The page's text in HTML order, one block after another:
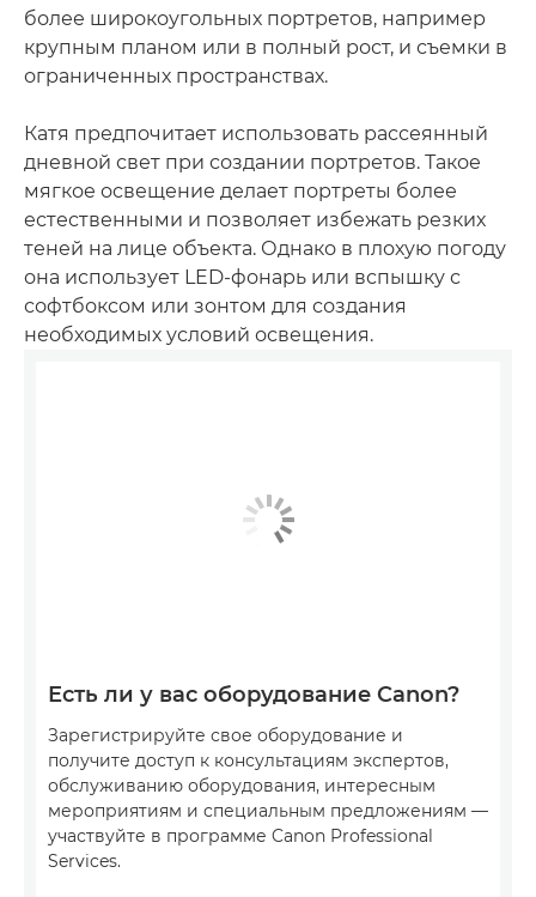
более широкоугольных портретов, например
крупным планом или в полный рост, и съемки в
ограниченных пространствах.
Катя предпочитает использовать рассеянный
дневной свет при создании портретов. Такое
мягкое освещение делает портреты более
естественными и позволяет избежать резких
теней на лице объекта. Однако в плохую погоду
она использует LED-фонарь или вспышку с
софтбоксом или зонтом для создания
необходимых условий освещения.
Есть ли у вас оборудование Canon?
Зарегистрируйте свое оборудование и
получите доступ к консультациям экспертов,
обслуживанию оборудования, интересным
мероприятиям и специальным предложениям —
участвуйте в программе Canon Professional
Services.